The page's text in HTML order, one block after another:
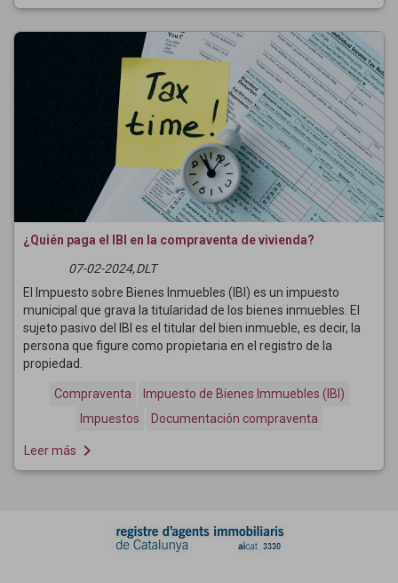
¿Quién paga el IBI en la compraventa de vivienda?
07-02-2024,DLT
El Impuesto sobre Bienes Inmuebles (IBI) es un impuesto
municipal que grava la titularidad de los bienes inmuebles. El
sujeto pasivo del IBI es el titular del bien inmueble, es decir, la
persona que figure como propietaria en el registro de la
propiedad.
Compraventa
Impuesto de Bienes Immuebles (IBI)
Impuestos
Documentación compraventa
Leer más navigate_next